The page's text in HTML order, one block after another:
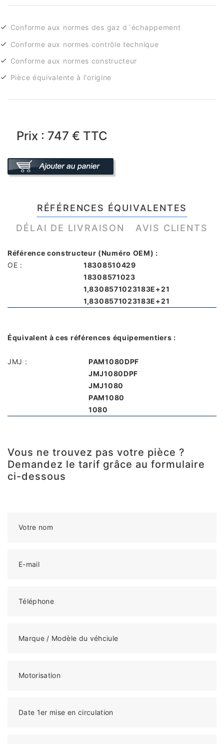
Conforme aux normes des gaz d´échappement
Conforme aux normes contrôle technique
Conforme aux normes constructeur
Pièce équivalente à l'origine
Prix : 747 € TTC
RÉFÉRENCES ÉQUIVALENTES
DÉLAI DE LIVRAISON
AVIS CLIENTS
Référence constructeur (Numéro OEM) :
OE :
18308510429
18308571023
1,8308571023183E+21
1,8308571023183E+21
Équivalent à ces références équipementiers :
JMJ :
PAM1080DPF
JMJ1080DPF
JMJ1080
PAM1080
1080
Vous ne trouvez pas votre pièce ?
Demandez le tarif grâce au formulaire
ci-dessous
Votre nom
E-mail
Téléphone
Marque / Modèle du véhciule
Motorisation
Date 1er mise en circulation